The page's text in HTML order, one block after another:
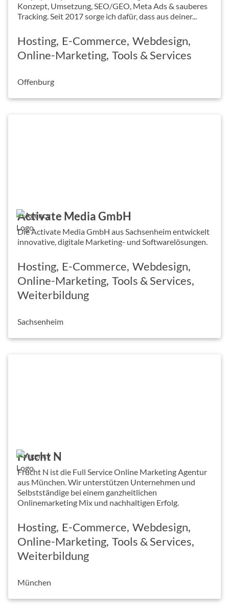
Konzept, Umsetzung, SEO/GEO, Meta Ads & sauberes
Tracking. Seit 2017 sorge ich dafür, dass aus deiner...
Hosting E-Commerce Webdesign
Online-Marketing Tools & Services
Offenburg
Activate Media GmbH
Die Activate Media GmbH aus Sachsenheim entwickelt
innovative, digitale Marketing- und Softwarelösungen.
Hosting E-Commerce Webdesign
Online-Marketing Tools & Services
Weiterbildung
Sachsenheim
Frucht N
Frucht N ist die Full Service Online Marketing Agentur
aus München. Wir unterstützen Unternehmen und
Selbstständige bei einem ganzheitlichen
Onlinemarketing Mix und nachhaltigen Erfolg.
Hosting E-Commerce Webdesign
Online-Marketing Tools & Services
Weiterbildung
München